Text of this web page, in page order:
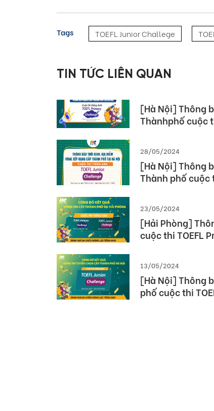
Tags TOEFL Junior Challege
TIN TỨC LIÊN QUAN
10/06/2024
học 2023 – 2024
[Hà Nội] Thông
Thànhphố cuộc
28/05/2024
[Hà Nội] Thông
Thành phố cuộc
23/05/2024
[Hải Phòng]
cuộc thi TOEFL
13/05/2024
[Hà Nội] Thông
phố cuộc thi